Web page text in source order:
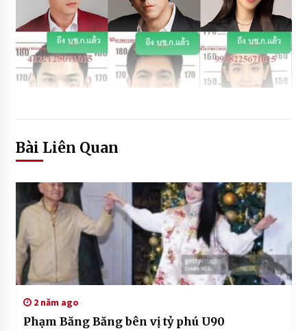
Bài Liên Quan
2 năm ago
Phạm Băng Băng bên vị tỷ phú U90